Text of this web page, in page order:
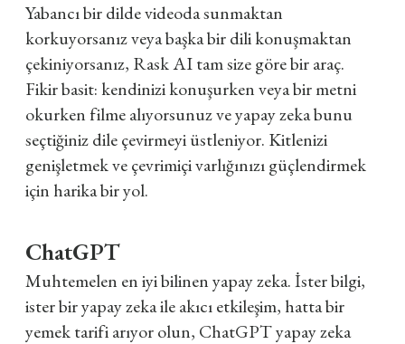
Yabancı bir dilde videoda sunmaktan
korkuyorsanız veya başka bir dili konuşmaktan
çekiniyorsanız, Rask AI tam size göre bir araç.
Fikir basit: kendinizi konuşurken veya bir metni
okurken filme alıyorsunuz ve yapay zeka bunu
seçtiğiniz dile çevirmeyi üstleniyor. Kitlenizi
genişletmek ve çevrimiçi varlığınızı güçlendirmek
için harika bir yol.
ChatGPT
Muhtemelen en iyi bilinen yapay zeka. İster bilgi,
ister bir yapay zeka ile akıcı etkileşim, hatta bir
yemek tarifi arıyor olun, ChatGPT yapay zeka